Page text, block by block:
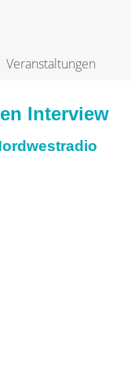
Veranstaltungen
Interview